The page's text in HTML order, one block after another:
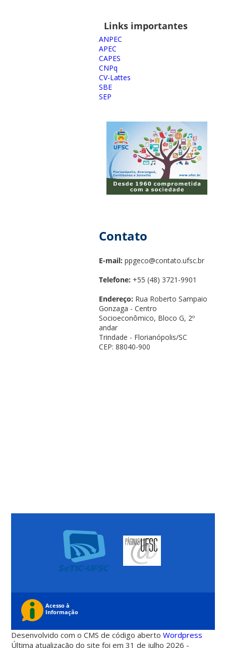
Links importantes
ANPEC
APEC
CAPES
CNPq
CV-Lattes
SBE
SEP
Contato
E-mail: ppgeco@contato.ufsc.br
Telefone: +55 (48) 3721-9901
Endereço: Rua Roberto Sampaio
Gonzaga - Centro
Socioeconômico, Bloco G, 2º
andar
Trindade - Florianópolis/SC
CEP: 88040-900
Desenvolvido com o CMS de código abertoWordpress
Última atualização do site foi em 31 de julho 2026 -